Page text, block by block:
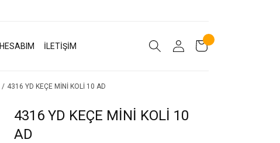
HESABIM İLETİŞİM
4316 YD KEÇE MİNİ KOLİ 10 AD
4316 YD KEÇE MİNİ KOLİ 10
AD